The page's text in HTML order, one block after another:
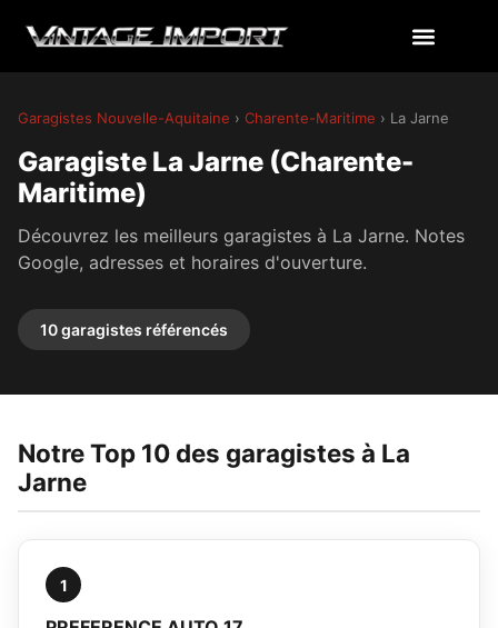
Garagistes Nouvelle-Aquitaine › Charente-Maritime › La Jarne
Garagiste La Jarne (Charente-
Maritime)
Découvrez les meilleurs garagistes à La Jarne. Notes
Google, adresses et horaires d'ouverture.
10 garagistes référencés
Notre Top 10 des garagistes à La
Jarne
1